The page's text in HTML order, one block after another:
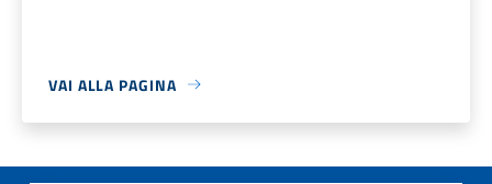
VAI ALLA PAGINA